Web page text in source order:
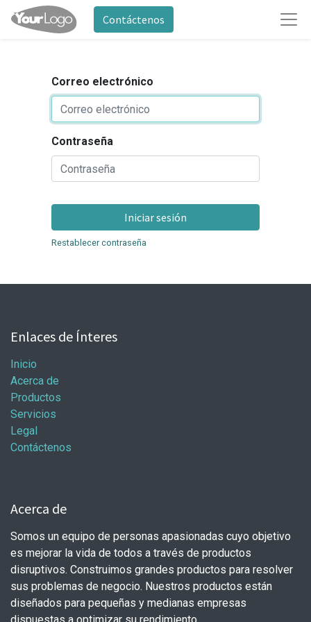
Contáctenos
Correo electrónico
Contraseña
Iniciar sesión
Restablecer contraseña
Enlaces de Ínteres
Inicio
Acerca de
Productos
Servicios
Legal
Contáctenos
Acerca de
Somos un equipo de personas apasionadas cuyo objetivo
es mejorar la vida de todos a través de productos
disruptivos. Construimos grandes productos para resolver
sus problemas de negocio. Nuestros productos están
diseñados para pequeñas y medianas empresas